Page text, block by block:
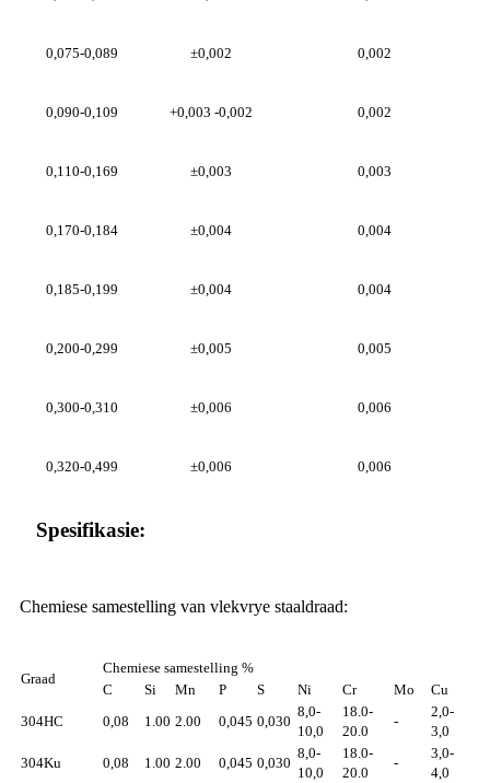
0,075-0,089 ±0,002 0,002
0,090-0,109 +0,003 -0,002 0,002
0,110-0,169 ±0,003 0,003
0,170-0,184 ±0,004 0,004
0,185-0,199 ±0,004 0,004
0,200-0,299 ±0,005 0,005
0,300-0,310 ±0,006 0,006
0,320-0,499 ±0,006 0,006
Spesifikasie:
Chemiese samestelling van vlekvrye staaldraad:
Graad
Chemiese samestelling %
C
Si Mn P S Ni Cr Mo
Cu
304HC
0,08 1.00 2.00 0,045 0,030
8,0-
10,0
18.0-
20.0
-
2,0-
3,0
304Ku
0,08 1.00 2.00 0,045 0,030
8,0-
10,0
18.0-
20.0
-
3,0-
4,0